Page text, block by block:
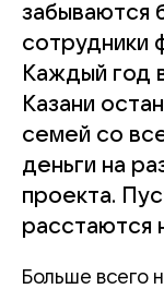
забываются
сотрудники
Каждый год
Казани
семей со
деньги на
проекта.
расстаются
Больше всего